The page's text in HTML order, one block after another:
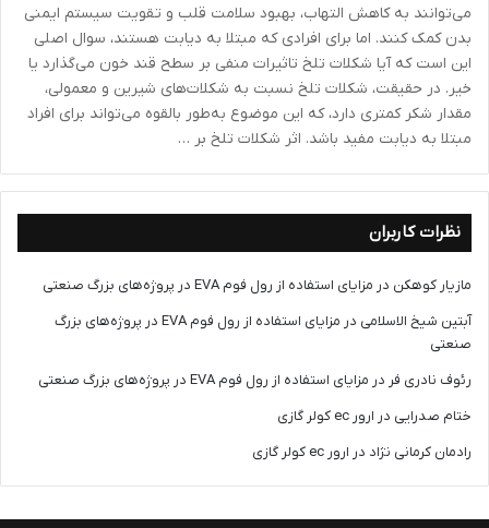
می‌توانند به کاهش التهاب، بهبود سلامت قلب و تقویت سیستم ایمنی
بدن کمک کنند. اما برای افرادی که مبتلا به دیابت هستند، سوال اصلی
این است که آیا شکلات تلخ تاثیرات منفی بر سطح قند خون می‌گذارد یا
خیر. در حقیقت، شکلات تلخ نسبت به شکلات‌های شیرین و معمولی،
مقدار شکر کمتری دارد، که این موضوع به‌طور بالقوه می‌تواند برای افراد
مبتلا به دیابت مفید باشد. اثر شکلات تلخ بر …
نظرات کاربران
مازیار کوهکن در مزایای استفاده از رول فوم EVA در پروژه‌های بزرگ صنعتی
آبتین شیخ الاسلامی در
مزایای استفاده از رول فوم EVA در پروژه‌های بزرگ
صنعتی
رئوف نادری فر در مزایای استفاده از رول فوم EVA در پروژه‌های بزرگ صنعتی
ختام صدرایی در ارور ec کولر گازی
رادمان کرمانی نژاد در ارور ec کولر گازی